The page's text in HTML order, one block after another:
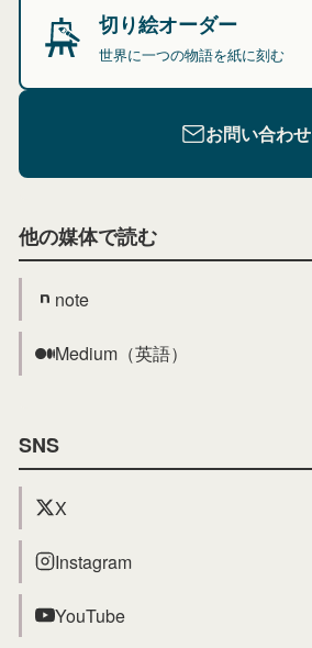
切り絵オーダー
世界に一つの物語を紙に刻む
お問い合わせ
他の媒体で読む
note
Medium（英語）
SNS
X
Instagram
YouTube